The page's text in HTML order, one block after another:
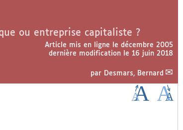
ou entreprise capitaliste ?
Article mis en ligne le décembre 2005
dernière modification le 16 juin 2018
par Desmars, Bernard